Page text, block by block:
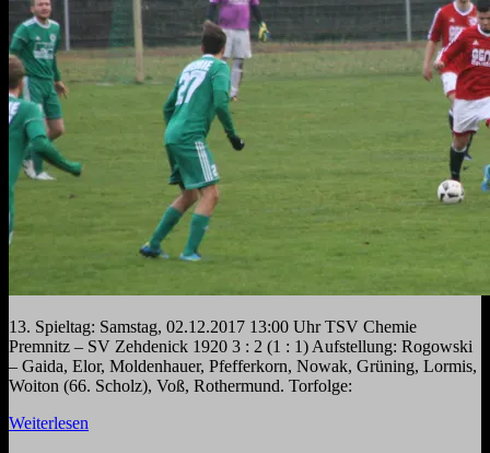
13. Spieltag: Samstag, 02.12.2017 13:00 Uhr TSV Chemie
Premnitz – SV Zehdenick 1920 3 : 2 (1 : 1) Aufstellung: Rogowski
– Gaida, Elor, Moldenhauer, Pfefferkorn, Nowak, Grüning, Lormis,
Woiton (66. Scholz), Voß, Rothermund. Torfolge:
Weiterlesen